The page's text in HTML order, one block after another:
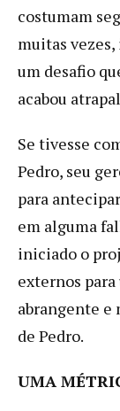
costumam
muitas
um desafio
acabou
Se tivesse
Pedro, seu
para
em alguma
iniciado o
externos para
abrangente e
de Pedro.
UMA